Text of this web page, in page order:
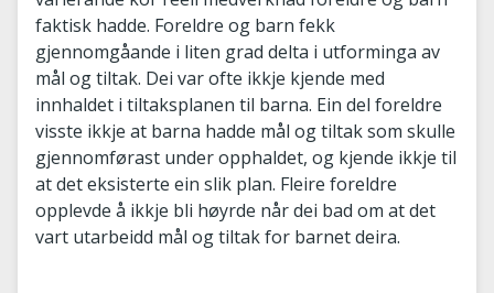
faktisk hadde. Foreldre og barn fekk
gjennomgåande i liten grad delta i utforminga av
mål og tiltak. Dei var ofte ikkje kjende med
innhaldet i tiltaksplanen til barna. Ein del foreldre
visste ikkje at barna hadde mål og tiltak som skulle
gjennomførast under opphaldet, og kjende ikkje til
at det eksisterte ein slik plan. Fleire foreldre
opplevde å ikkje bli høyrde når dei bad om at det
vart utarbeidd mål og tiltak for barnet deira.